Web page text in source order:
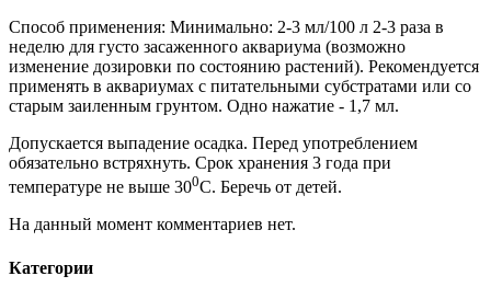
Способ применения: Минимально: 2-3 мл/100 л 2-3 раза в
неделю для густо засаженного аквариума (возможно
изменение дозировки по состоянию растений). Рекомендуется
применять в аквариумах с питательными субстратами или со
старым заиленным грунтом. Одно нажатие - 1,7 мл.
Допускается выпадение осадка. Перед употреблением
обязательно встряхнуть. Срок хранения 3 года при
температуре не выше 300С. Беречь от детей.
На данный момент комментариев нет.
Категории